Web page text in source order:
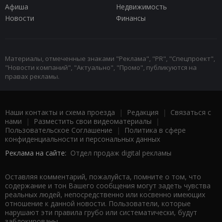
Афиша
Недвижимость
Новости
Финансы
Материалы, отмеченные знаками "Реклама", "PR", "Спецпроект",
"Новости компаний", "Актуально", "Промо", публикуются на
правах рекламы.
Наши контакты и схема проезда | Редакция | Связаться с
нами | Разместить свои видеоматериалы |
Пользовательское Соглашение |
Политика в сфере
конфиденциальности и персональных данных
Реклама на сайте: Отдел продаж digital рекламы
Оставляя комментарий, пожалуйста, помните о том, что
содержание и тон Вашего сообщения могут задеть чувства
реальных людей, непосредственно или косвенно имеющих
отношение к данной новости. Пользователи, которые
нарушают эти правила грубо или систематически, будут